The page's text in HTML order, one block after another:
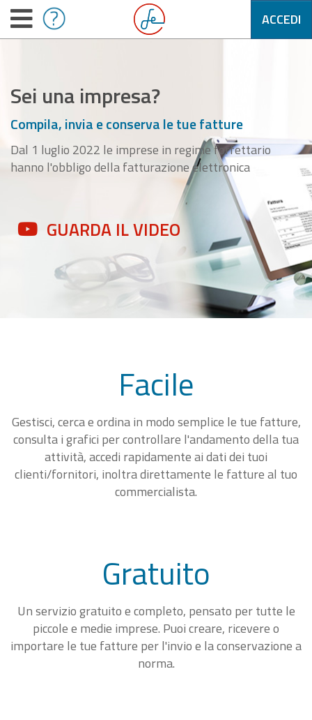
ACCEDI
Sei una impresa?
Compila, invia e conserva le tue fatture
Dal 1 luglio 2022 le imprese in regime forfettario
hanno l'obbligo della fatturazione elettronica
GUARDA IL VIDEO
Facile
Gestisci, cerca e ordina in modo semplice le tue fatture,
consulta i grafici per controllare l'andamento della tua
attività, accedi rapidamente ai dati dei tuoi
clienti/fornitori, inoltra direttamente le fatture al tuo
commercialista.
Gratuito
Un servizio gratuito e completo, pensato per tutte le
piccole e medie imprese. Puoi creare, ricevere o
importare le tue fatture per l'invio e la conservazione a
norma.